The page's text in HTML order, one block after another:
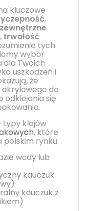
kluczowe
,
trwałość
tych
wybór
dla Twoich
uszkodzeń i
że
akrylowego do
odklejania się
typy klejów
, które
polskim rynku:
wody lub
kauczuk
kauczuk z